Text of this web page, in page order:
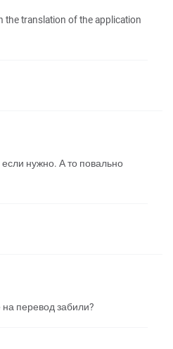
the translation of the application
нужно. А то повально
перевод забили?